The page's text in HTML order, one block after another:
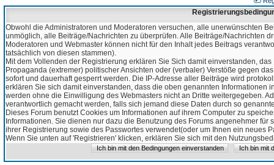
Obwohl die Administratoren und Moderatoren versuchen, alle unerwünschten
unmöglich, alle Beiträge/Nachrichten zu überprüfen. Alle Beiträge/Nachrichten
Moderatoren und Webmaster können nicht für den Inhalt jedes Beitrags
tatsächlich von diesen stammen).
Mit dem Vollenden der Registrierung erklären Sie Sich damit einverstanden,
Propaganda (extremer) politischer Ansichten oder (verbaler) Verstöße gegen
sofort und dauerhaft gesperrt werden. Die IP-Adresse aller Beiträge wird
erklären Sie sich damit einverstanden, dass die oben genannten Informationen
werden ohne die Einwilligung des Webmasters nicht an Dritte weitergegeben.
verantwortlich gemacht werden, falls sich jemand diese Daten durch so
Dieses Forum benutzt Cookies um Informationen auf ihrem Computer zu
Informationen. Sie dienen nur dazu die Benutzung des Forums angenehmer
ihrer Registrierung sowie des Passwortes verwendet(oder um Ihnen ein neues
Wenn Sie unten auf 'Registrieren' klicken, erklären Sie sich mit den